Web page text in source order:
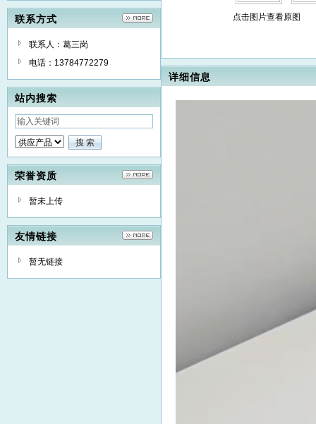
联系方式
联系人：葛三岗
电话：13784772279
站内搜索
荣誉资质
暂未上传
友情链接
暂无链接
点击图片查看原图
详细信息